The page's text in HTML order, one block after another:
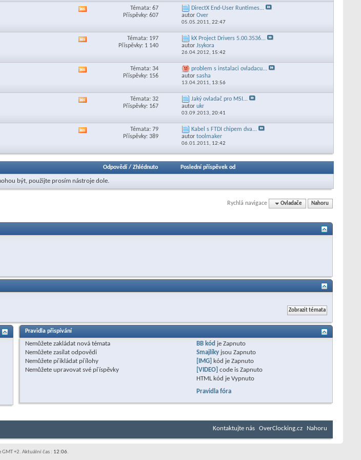
této
této
Témata: 67
Příspěvky: 607
DirectX End-User Runtimes...
autor Over
05.05.2011, 22:47
této
Témata: 197
Příspěvky: 1 140
kX Project Drivers 5.00.3536...
autor Jsykora
26.04.2012, 15:42
této
Témata: 34
Příspěvky: 156
problem s instalaci ovladacu...
autor sasha
13.04.2011, 13:56
této
Témata: 32
Příspěvky: 167
Jaký ovladač pro MSI...
autor ukr
03.09.2013, 20:41
této
sekce
Témata: 79
Příspěvky: 389
Kabel s FTDI chipem dva...
autor toolmaker
06.01.2011, 12:42
Odpovědí/ Zhlédnuto Poslední příspěvek od
být, použijte prosím nástroje dole.
Rychlá navigace Ovladače Nahoru
Pravidla přispívání
Nemůžete zakládat nová témata
Nemůžete zasílat odpovědi
Nemůžete přikládat přílohy
Nemůžete upravovat své příspěvky
BB kód jeZapnuto
Smajlíky jsouZapnuto
[IMG] kód jeZapnuto
[VIDEO] code isZapnuto
HTML kód jeVypnuto
Pravidla fóra
Kontaktujte nás OverClocking.cz Nahoru
GMT +2. Aktuální čas : 12:06.